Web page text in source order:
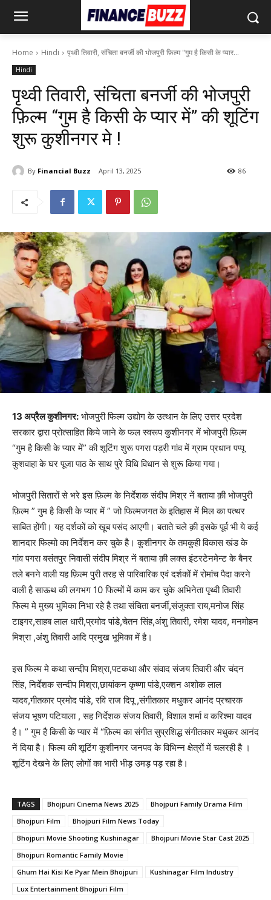
Home Hindi पृथ्वी तिवारी, संचिता बनर्जी की भोजपुरी फ़िल्म "गुम है किसी के प्यार...
Hindi
पृथ्वी तिवारी, संचिता बनर्जी की भोजपुरी
फ़िल्म “गुम है किसी के प्यार में” की शूटिंग
शुरू कुशीनगर मे !
By Financial Buzz April 13, 2025 86
13 अप्रैल कुशीनगर: भोजपुरी फिल्म उद्योग के उत्थान के लिए उत्तर प्रदेश
सरकार द्वारा प्रोत्साहित किये जाने के फल स्वरूप कुशीनगर में भोजपुरी फ़िल्म
“गुम है किसी के प्यार में” की शूटिंग शुरू पगरा पड़री गांव में ग्राम प्रधान पप्पू
कुशवाहा के घर पूजा पाठ के साथ पुरे विधि विधान से शुरू किया गया।
भोजपुरी सितारों से भरे इस फ़िल्म के निर्देशक संदीप मिश्र नें बताया क़ी भोजपुरी
फ़िल्म ” गुम है किसी के प्यार में ” जो फिल्मजगत के इतिहास में मिल का पत्थर
साबित होंगी। यह दर्शकों को खूब पसंद आएगी। बताते चले क़ी इसके पूर्व भी ये कई
शानदार फिल्मो का निर्देशन कर चुके है। कुशीनगर के तमकुही विकास खंड के
गांव पगरा बसंतपुर निवासी संदीप मिश्र नें बताया क़ी लक्स इंटरटेनमेन्ट के बैनर
तले बनने वाली यह फ़िल्म पुरी तरह से पारिवारिक एवं दर्शकों में रोमांच पैदा करने
वाली है साऊथ की लगभग 10 फिल्मों में काम कर चुके अभिनेता पृथ्वी तिवारी
फिल्म मे मुख्य भुमिका निभा रहे है तथा संचिता बनर्जी,संजुक्ता राय,मनोज सिंह
टाइगर,साहब लाल धारी,प्रमोद पांडे,चेतन सिंह,अंशु तिवारी, रमेश यादव, मनमोहन
मिश्रा ,अंशु तिवारी आदि प्रमुख भूमिका में है।
इस फिल्म मे कथा सन्दीप मिश्रा,पटकथा और संवाद संजय तिवारी और चंदन
सिंह, निर्देशक सन्दीप मिश्रा,छायांकन कृष्णा पांडे,एक्शन अशोक लाल
यादव,गीतकार प्रमोद पांडे, रवि राज दिपू ,संगीतकार मधुकर आनंद प्रचारक
संजय भूषण पटियाला , सह निर्देशक संजय तिवारी, विशाल शर्मा व करिश्मा यादव
है। ” गुम है किसी के प्यार में “फ़िल्म का संगीत सुप्रशिद्ध संगीतकार मधुकर आनंद
नें दिया है। फिल्म की शूटिंग कुशीनगर जनपद के विभिन्न क्षेत्रों में चलरही है ।
शूटिंग देखने के लिए लोगों का भारी भीड़ उमड़ पड़ रहा है।
TAGS Bhojpuri Cinema News 2025
Bhojpuri Family Drama Film
Bhojpuri Film
Bhojpuri Film News Today
Bhojpuri Movie Shooting Kushinagar
Bhojpuri Movie Star Cast 2025
Bhojpuri Romantic Family Movie
Ghum Hai Kisi Ke Pyar Mein Bhojpuri
Kushinagar Film Industry
Lux Entertainment Bhojpuri Film